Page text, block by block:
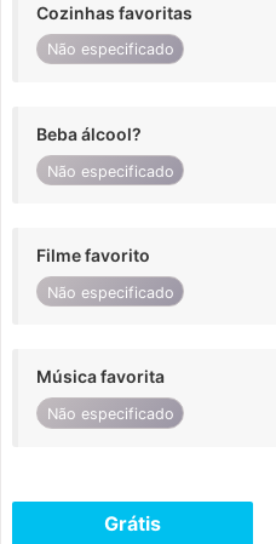
Cozinhas favoritas
Não especificado
Beba álcool?
Não especificado
Filme favorito
Não especificado
Música favorita
Não especificado
Grátis